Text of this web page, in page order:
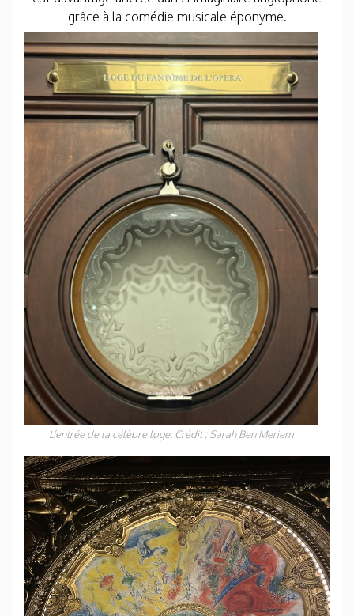
grâce à la comédie musicale éponyme.
L’entrée de la célèbre loge. Crédit : Sarah Ben Meriem